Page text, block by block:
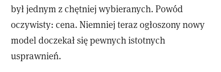
był jednym z chętniej wybieranych. Powód
oczywisty: cena. Niemniej teraz ogłoszony nowy
model doczekał się pewnych istotnych
usprawnień.